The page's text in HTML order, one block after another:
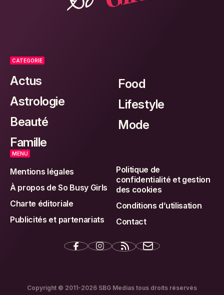
CATEGORIE
Actus
Astrologie
Beauté
Famille
Food
Lifestyle
Mode
MENU
Mentions légales
À propos de So Busy Girls
Charte éditoriale
Publicités et partenariats
Politique de
confidentialité et gestion
des cookies
Conditions d’utilisation
Contact
Copyright © 2011-2026 SBG Medias tous droits réservés